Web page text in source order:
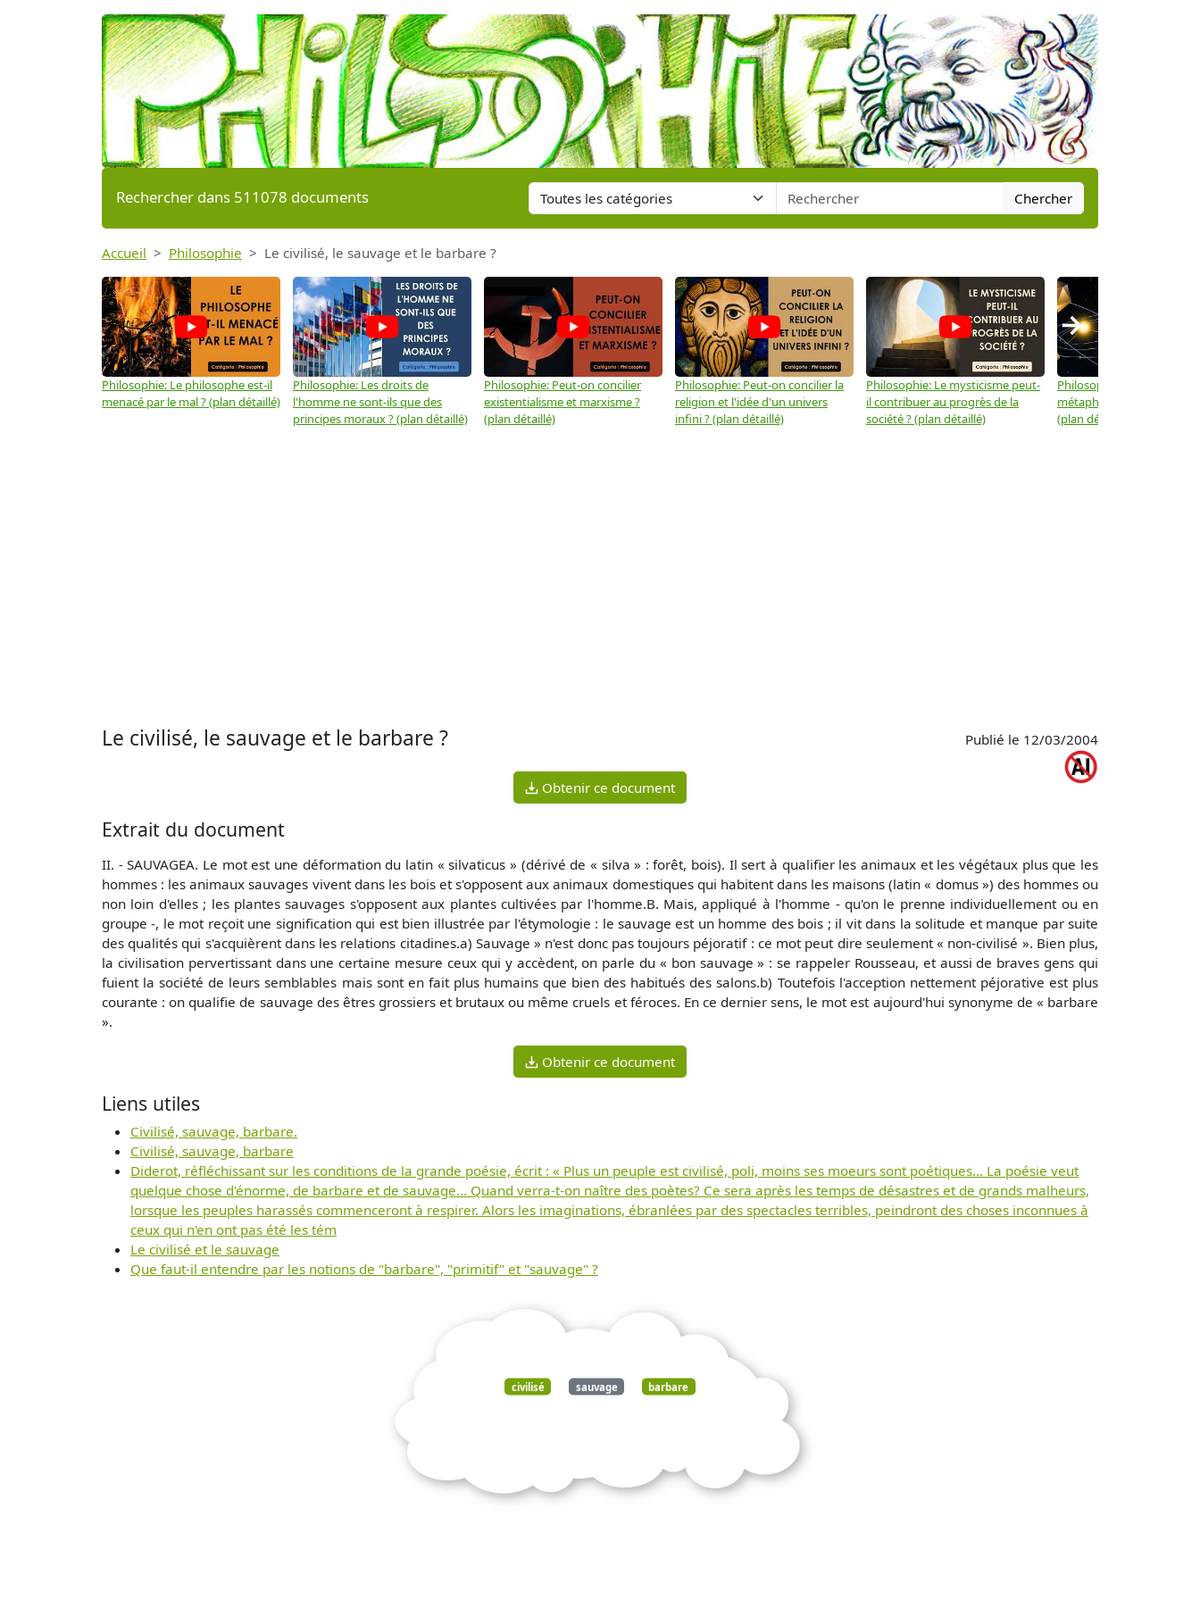
Rechercher dans 511078 documents Chercher
Accueil Philosophie Le civilisé, le sauvage et le barbare ?
Philosophie: Le philosophe est-il
menacé par le mal ? (plan détaillé)
Philosophie: Les droits de
l'homme ne sont-ils que des
principes moraux ? (plan détaillé)
Philosophie: Peut-on concilier
existentialisme et marxisme ?
(plan détaillé)
Philosophie: Peut-on concilier la
religion et l'idée d'un univers
infini ? (plan détaillé)
Philosophie: Le mysticisme peut-
il contribuer au progrès de la
société ? (plan détaillé)
Philosophie: Peut-on lier la
métaphysique à la
(plan détaillé)
→
Le civilisé, le sauvage et le barbare ? Publié le 12/03/2004
Obtenir ce document
Extrait du document
II. - SAUVAGEA. Le mot est une déformation du latin « silvaticus » (dérivé de « silva » : forêt, bois). Il sert à qualifier les animaux et les végétaux plus que les
hommes : les animaux sauvages vivent dans les bois et s'opposent aux animaux domestiques qui habitent dans les maisons (latin « domus ») des hommes ou
non loin d'elles ; les plantes sauvages s'opposent aux plantes cultivées par l'homme.B. Mais, appliqué à l'homme - qu'on le prenne individuellement ou en
groupe -, le mot reçoit une signification qui est bien illustrée par l'étymologie : le sauvage est un homme des bois ; il vit dans la solitude et manque par suite
des qualités qui s'acquièrent dans les relations citadines.a) Sauvage » n'est donc pas toujours péjoratif : ce mot peut dire seulement « non-civilisé ». Bien plus,
la civilisation pervertissant dans une certaine mesure ceux qui y accèdent, on parle du « bon sauvage » : se rappeler Rousseau, et aussi de braves gens qui
fuient la société de leurs semblables mais sont en fait plus humains que bien des habitués des salons.b) Toutefois l'acception nettement péjorative est plus
courante : on qualifie de sauvage des êtres grossiers et brutaux ou même cruels et féroces. En ce dernier sens, le mot est aujourd'hui synonyme de « barbare
».
Obtenir ce document
Liens utiles
Civilisé, sauvage, barbare.
Civilisé, sauvage, barbare
Diderot, réfléchissant sur les conditions de la grande poésie, écrit : « Plus un peuple est civilisé, poli, moins ses moeurs sont poétiques... La poésie veut
quelque chose d'énorme, de barbare et de sauvage... Quand verra-t-on naître des poètes? Ce sera après les temps de désastres et de grands malheurs,
lorsque les peuples harassés commenceront à respirer. Alors les imaginations, ébranlées par des spectacles terribles, peindront des choses inconnues à
ceux qui n'en ont pas été les tém
Le civilisé et le sauvage
Que faut-il entendre par les notions de "barbare", "primitif" et "sauvage" ?
civilisé sauvage barbare